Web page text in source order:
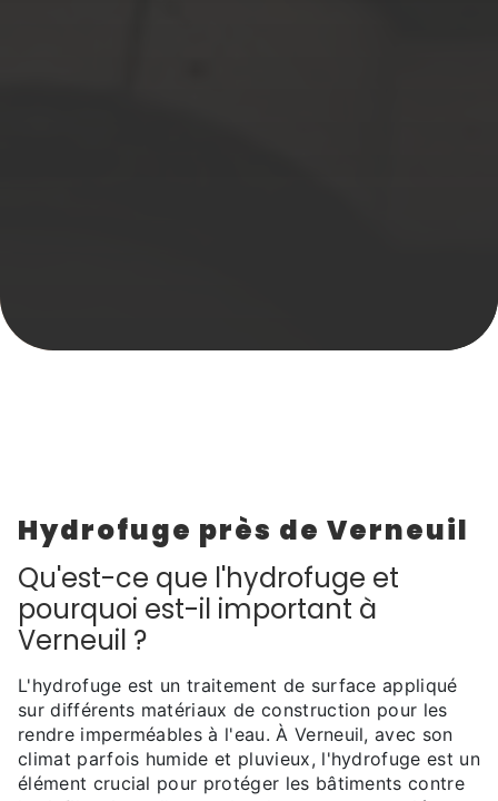
Hydrofuge près de Verneuil
Qu'est-ce que l'hydrofuge et
pourquoi est-il important à
Verneuil ?
L'hydrofuge est un traitement de surface appliqué
sur différents matériaux de construction pour les
rendre imperméables à l'eau. À Verneuil, avec son
climat parfois humide et pluvieux, l'hydrofuge est un
élément crucial pour protéger les bâtiments contre